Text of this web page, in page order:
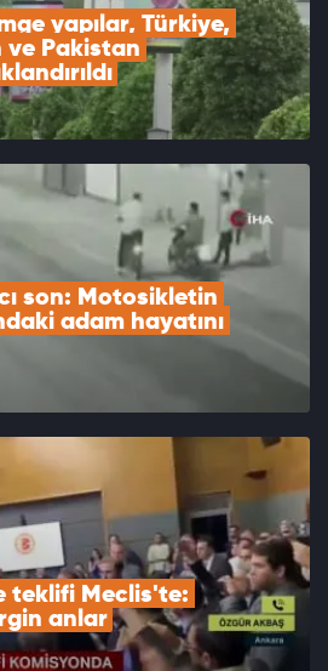
yapılar, Türkiye,
ve Pakistan
son: Motosikletin
adam hayatını
teklifi Meclis'te:
anlar